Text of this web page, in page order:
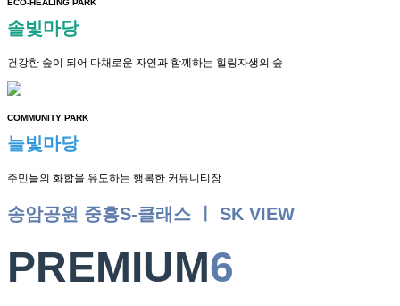
ECO-HEALING PARK
솔빛마당
건강한 숲이 되어 다채로운 자연과 함께하는 힐링자생의 숲
COMMUNITY PARK
늘빛마당
주민들의 화합을 유도하는 행복한 커뮤니티장
송암공원 중흥S-클래스 ㅣ SK VIEW
PREMIUM6